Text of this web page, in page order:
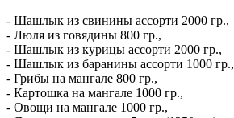
- Шашлык из свинины ассорти 2000 гр.,
- Люля из говядины 800 гр.,
- Шашлык из курицы ассорти 2000 гр.,
- Шашлык из баранины ассорти 1000 гр.,
- Грибы на мангале 800 гр.,
- Картошка на мангале 1000 гр.,
- Овощи на мангале 1000 гр.,